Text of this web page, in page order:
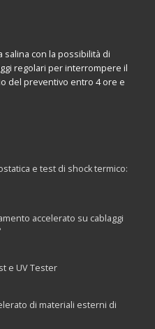
salina con la possibilità di
regolari per interrompere il
del preventivo entro 4 ore e
e test di shock termico:
accelerato su cablaggi
e UV Tester
di materiali esterni di